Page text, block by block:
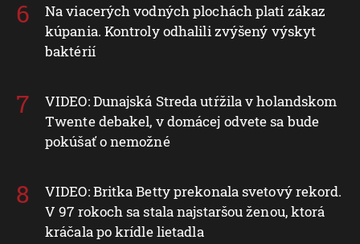
Na viacerých vodných plochách platí zákaz
kúpania. Kontroly odhalili zvýšený výskyt
baktérií
VIDEO: Dunajská Streda utŕžila v holandskom
Twente debakel, v domácej odvete sa bude
pokúšať o nemožné
VIDEO: Britka Betty prekonala svetový rekord.
V 97 rokoch sa stala najstaršou ženou, ktorá
kráčala po krídle lietadla